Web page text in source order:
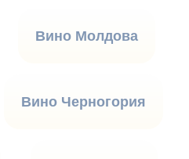
Вино Молдова
Вино Черногория